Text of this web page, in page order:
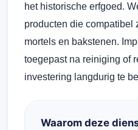
het historische erfgoed.
producten die compatibel
mortels en bakstenen.
toegepast na reiniging of
investering langdurig te
Waarom deze